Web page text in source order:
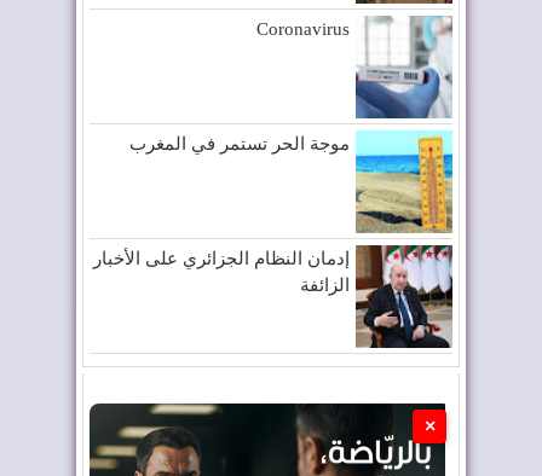
Coronavirus
موجة الحر تستمر في المغرب
إدمان النظام الجزائري على الأخبار
الزائفة
×